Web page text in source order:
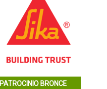
PATROCINIO BRONCE